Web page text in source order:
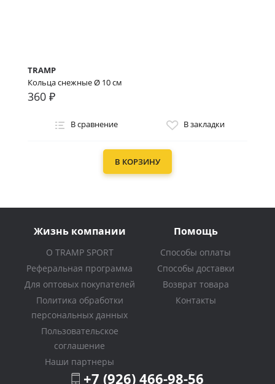
TRAMP
Кольца снежные Ø 10 см
360 ₽
В сравнение В закладки
В КОРЗИНУ
Жизнь компании
О TRAMP SPORT
Реферальная программа
Для оптовых покупателей
Политика обработки
персональных данных
Пользовательское
соглашение
Наши партнеры
Помощь
Способы оплаты
Способы доставки
Возврат товара
Контакты
+7 (926) 466-98-56